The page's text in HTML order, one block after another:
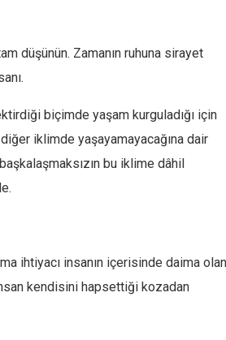
düşünün. Zamanın ruhuna sirayet
biçimde yaşam kurguladığı için
iklimde yaşayamayacağına dair
bu iklime dâhil
ihtiyacı insanın içerisinde daima olan
kendisini hapsettiği kozadan